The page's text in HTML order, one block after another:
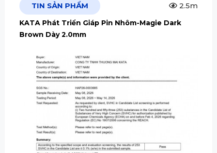
TIN SẢN PHẨM 2.5m
KATA Phát Triển Giáp Pin Nhôm-Magie Dark
Brown Dày 2.0mm